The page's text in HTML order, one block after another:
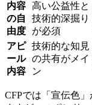
内容
の自
由度
高い公益性と
技術的深掘り
が必須
アピ
ール
内容
技術的な知見
の共有がメイ
ン
CFPでは「宣伝色